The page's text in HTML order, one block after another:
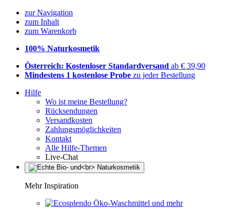
zur Navigation
zum Inhalt
zum Warenkorb
100% Naturkosmetik
Österreich: Kostenloser Standardversand ab € 39,90
Mindestens 1 kostenlose Probe zu jeder Bestellung
Hilfe
Wo ist meine Bestellung?
Rücksendungen
Versandkosten
Zahlungsmöglichkeiten
Kontakt
Alle Hilfe-Themen
Live-Chat
Mehr Inspiration
Öko-Waschmittel und mehr